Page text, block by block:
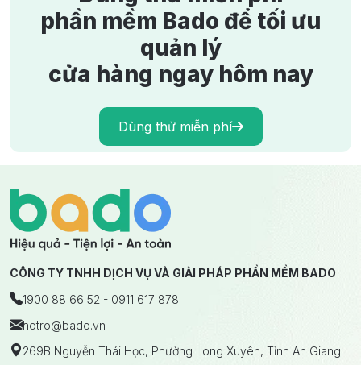
6/3/2026 1163 lượt xem
phần mềm Bado để tối ưu
quản lý
cửa hàng ngay hôm nay
Dùng thử miễn phí
CÔNG TY TNHH DỊCH VỤ VÀ GIẢI PHÁP PHẦN MỀM BADO
1900 88 66 52 - 0911 617 878
hotro@bado.vn
269B Nguyễn Thái Học, Phường Long Xuyên, Tỉnh An Giang